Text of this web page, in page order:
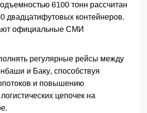
6100 тонн рассчитан
двадцатифутовых контейнеров.
официальные СМИ
регулярные рейсы между
и Баку, способствуя
и повышению
цепочек на